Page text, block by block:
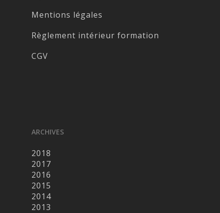
Mentions légales
Règlement intérieur formation
CGV
ARCHIVES
2018
2017
2016
2015
2014
2013